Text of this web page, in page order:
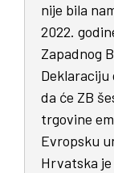
nije bila
2022.
Zapadnog
Deklaraciju
da će ZB
trgovine
Evropsku
Hrvatska